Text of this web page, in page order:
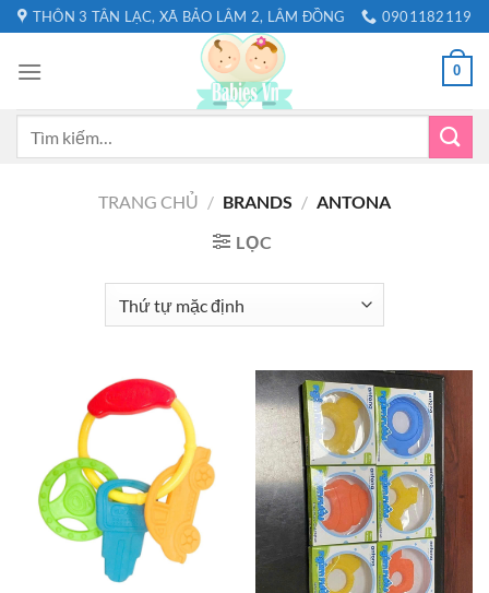
Bỏ
qua
nội
THÔN 3 TÂN LẠC, XÃ BẢO LÂM 2, LÂM ĐỒNG 0901182119
0
TRANG CHỦ / BRANDS / ANTONA
LỌC